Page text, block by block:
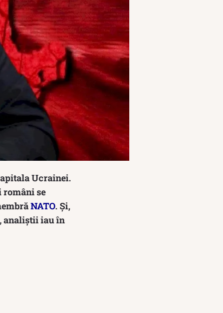
Ucrainei.
români se
NATO. Și,
analiștii iau în